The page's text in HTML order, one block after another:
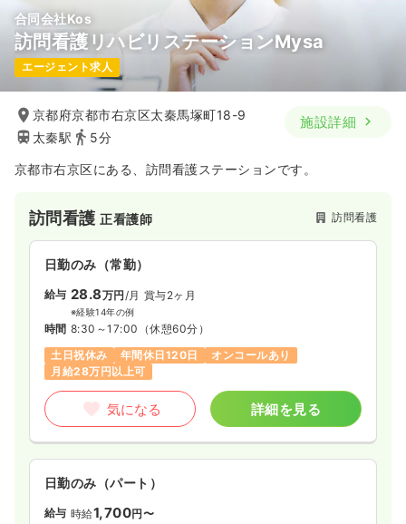
合同会社Kos
訪問看護リハビリステーションMysa
エージェント求人
京都府京都市右京区太秦馬塚町18-9
太秦駅
5分
施設詳細
京都市右京区にある、訪問看護ステーションです。
訪問看護正看護師 訪問看護
日勤のみ（常勤）
給与 28.8万円 /月 賞与2ヶ月
※経験14年の例
時間 8:30～17:00 （休憩60分）
土日祝休み
年間休日120日
オンコールあり
月給28万円以上可
気になる 詳細を見る
日勤のみ（パート）
給与 時給1,700円〜